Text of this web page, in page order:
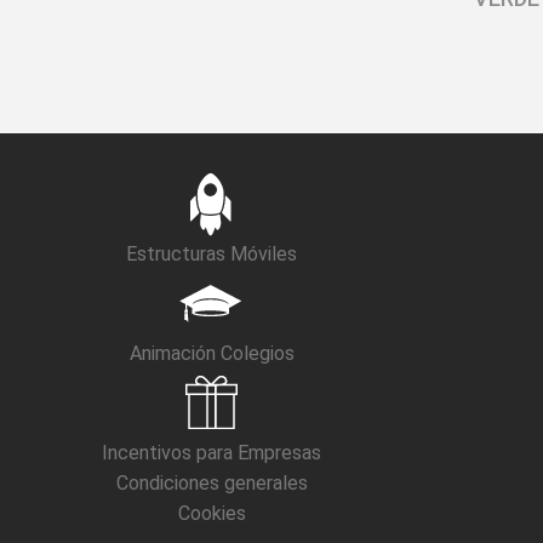
Estructuras Móviles
Animación Colegios
Incentivos para Empresas
Condiciones generales
Cookies